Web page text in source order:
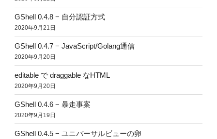
GShell 0.4.8 − 自分認証方式
2020年9月21日
GShell 0.4.7 − JavaScript/Golang通信
2020年9月20日
editable で draggable なHTML
2020年9月20日
GShell 0.4.6 − 暴走事案
2020年9月19日
GShell 0.4.5 − ユニバーサルビューの卵